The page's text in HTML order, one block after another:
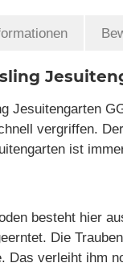
Jesuitengarten
vergriffen.
ist
besteht hier
Die
Das verleiht ihm